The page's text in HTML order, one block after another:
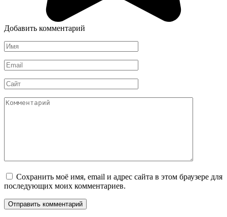
Добавить комментарий
Имя
*
Email
*
Сайт
Комментарий
Сохранить моё имя, email и адрес сайта в этом браузере для
последующих моих комментариев.